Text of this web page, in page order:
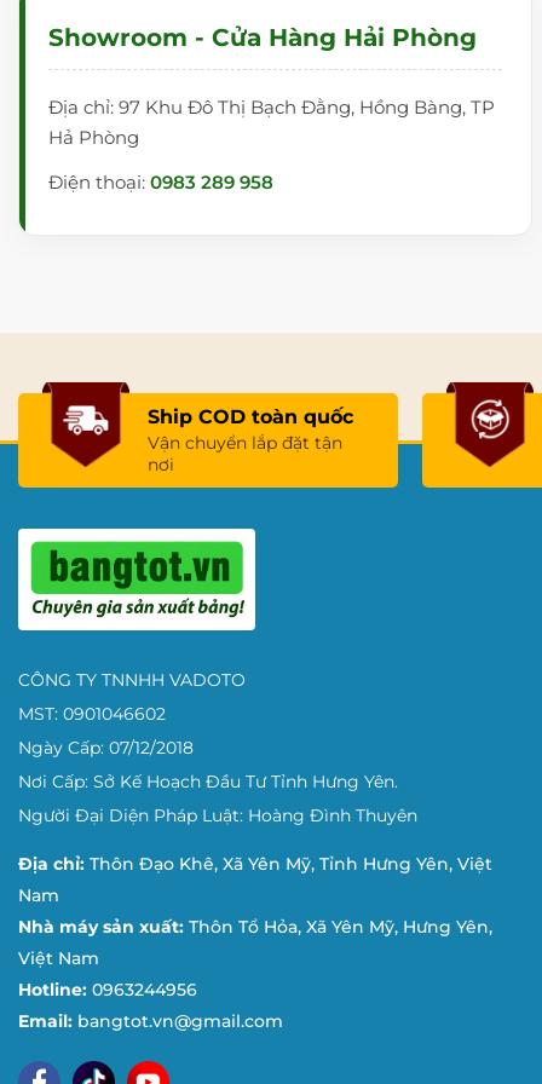
Sử dụng nhiều loại bảng khác nhau giúp tăng diện tích sử
Bảng cột lên xuống trường Ngô Bảo Châu
LÝ DO BẠN NÊN MUA BẢNG TRƯỢT DỌC TẠI
Khi mua hàng tại Bảng Tốt, khách sẽ nhận được những
Bangtot.vn là đơn vị trực tiếp nhập khẩu mặt bảng từ
♦100% các sản phẩm sau khi sản xuất được kiểm tra kỹ
♦Chúng tôi có kho và cửa hàng ở trung tâm Hà Nội, Đà
Thời gian giao hàng nhanh , khách hàng không phải mất
♦Hoàn tiền hoặc đổi hàng trong vòng 03 ngày làm việc
Ngoài ra, Bangtot.vn còn cung cấp các dòng bảng đa
toàn quốc như:
thảo,bảng lật 2 mặt
Showroom - Cửa Hàng Hải Phòng
Địa chỉ: 97 Khu Đô Thị Bạch Đằng, Hồng Bàng, TP
Hả Phòng
Điện thoại: 0983 289 958
Ship COD toàn quốc
Vận chuyển lắp đặt tận
nơi
CÔNG TY TNNHH VADOTO
MST: 0901046602
Ngày Cấp: 07/12/2018
Nơi Cấp: Sở Kế Hoạch Đầu Tư Tỉnh Hưng Yên.
Người Đại Diện Pháp Luật: Hoàng Đình Thuyên
Địa chỉ: Thôn Đạo Khê, Xã Yên Mỹ, Tỉnh Hưng Yên, Việt
Nam
Nhà máy sản xuất: Thôn Tổ Hỏa, Xã Yên Mỹ, Hưng Yên,
Việt Nam
Hotline: 0963244956
Email: bangtot.vn@gmail.com